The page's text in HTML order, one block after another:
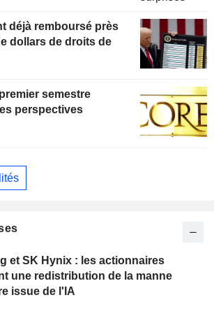
déjà remboursé près
dollars de droits de
perspectives
et SK Hynix : les actionnaires
une redistribution de la manne
issue de l'IA